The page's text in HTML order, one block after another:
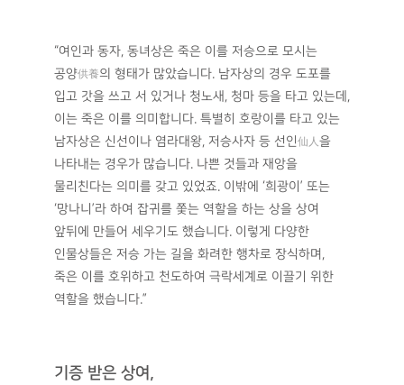
조선시대에는 왕과 사대부
인도와 보호의 역할을 하는 용